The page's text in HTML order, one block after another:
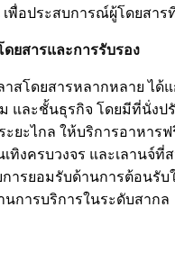
เพื่อประสบการณ์ผู้โดยสา
ยสารและการรับรอง
าสโดยสารหลากหลาย ได้
และชั้นธุรกิจ โดยมีที่นั่งป
ะยะไกล ให้บริการอาหาร
เทิงครบวงจร และเลานจ์
การยอมรับด้านการต้อนรับ
นการบริการในระดับสากล